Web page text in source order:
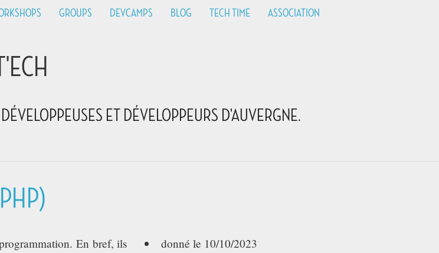
GROUPS DEVCAMPS BLOG TECH TIME ASSOCIATION
T'ECH
ET DÉVELOPPEURS D'AUVERGNE.
En bref, ils
donné le 10/10/2023